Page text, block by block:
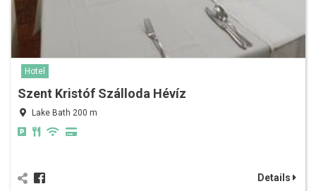
Hotel
Szent Kristóf Szálloda Hévíz
Lake Bath 200 m
Details